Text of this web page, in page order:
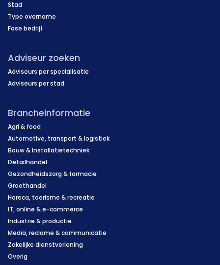
Stad
Type overname
Fase bedrijf
Adviseur zoeken
Adviseurs per specialisatie
Adviseurs per stad
Brancheinformatie
Agri & food
Automotive, transport & logistiek
Bouw & Installatietechniek
Detailhandel
Gezondheidszorg & farmacie
Groothandel
Horeca, toerisme & recreatie
IT, online & e-commerce
Industrie & productie
Media, reclame & communicatie
Zakelijke dienstverlening
Overig